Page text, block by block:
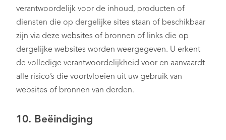
verantwoordelijk voor de inhoud, producten of
diensten die op dergelijke sites staan of beschikbaar
zijn via deze websites of bronnen of links die op
dergelijke websites worden weergegeven. U erkent
de volledige verantwoordelijkheid voor en aanvaardt
alle risico’s die voortvloeien uit uw gebruik van
websites of bronnen van derden.
10. Beëindiging